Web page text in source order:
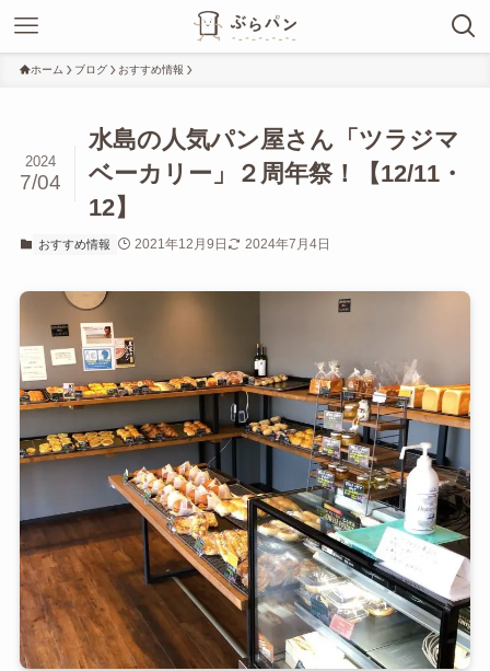
ホーム ブログ おすすめ情報
水島の人気パン屋さん「ツラジマ
ベーカリー」２周年祭！【12/11・
12】
2024
7/04
おすすめ情報 2021年12月9日 2024年7月4日